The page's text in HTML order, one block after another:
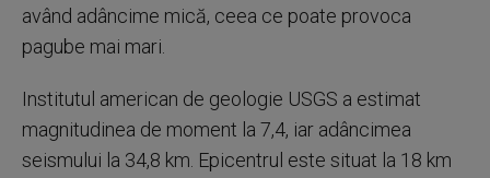
având adâncime mică, ceea ce poate provoca
pagube mai mari.
Institutul american de geologie USGS a estimat
magnitudinea de moment la 7,4, iar adâncimea
seismului la 34,8 km. Epicentrul este situat la 18 km